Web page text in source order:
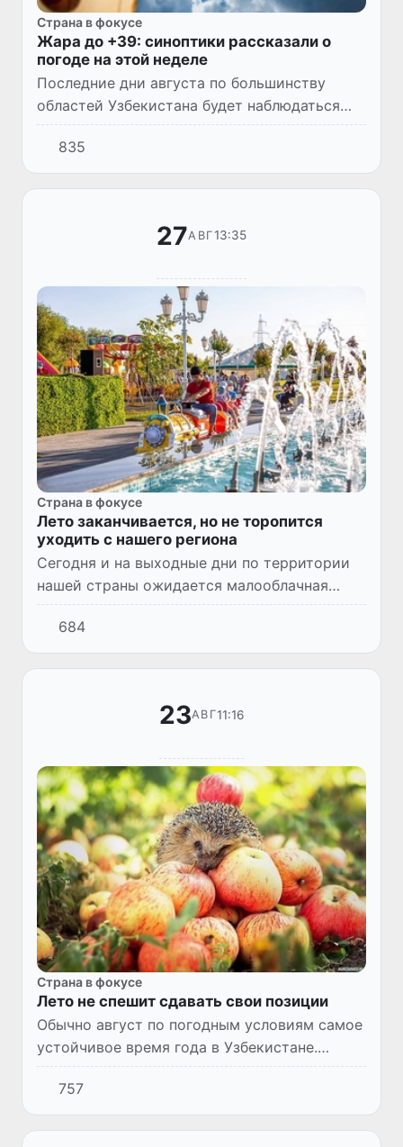
Страна в фокусе
Жара до +39: синоптики рассказали о
погоде на этой неделе
Последние дни августа по большинству
областей Узбекистана будет наблюдаться
сухая, и все еще по-летнему теплая погода,
лишь по Ташкентской области, а также по
предгорным и горным р...
835
27АВГ13:35
Страна в фокусе
Лето заканчивается, но не торопится
уходить с нашего региона
Сегодня и на выходные дни по территории
нашей страны ожидается малооблачная
погода, без осадков, лишь в отдельных
горных районах возможно выпадение дождя
с грозой.
684
23АВГ11:16
Страна в фокусе
Лето не спешит сдавать свои позиции
Обычно август по погодным условиям самое
устойчивое время года в Узбекистане.
Осадки в этот период выпадают
исключительно редко и бывают очень
слабыми. Согласно многолетним данным...
757